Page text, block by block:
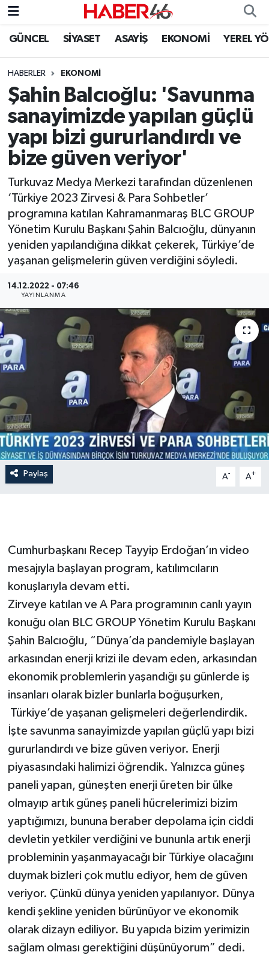
GÜNCEL SİYASET ASAYİŞ EKONOMİ YEREL
HABERLER EKONOMI
Şahin Balcıoğlu: 'Savunma
sanayimizde yapılan güçlü
yapı bizi gururlandırdı ve
bize güven veriyor'
Turkuvaz Medya Merkezi tarafından düzenlenen
‘Türkiye 2023 Zirvesi & Para Sohbetler’
programına katılan Kahramanmaraş BLC GROUP
Yönetim Kurulu Başkanı Şahin Balcıoğlu, dünyanın
yeniden yapılandığına dikkat çekerek, Türkiye’de
yaşanan gelişmelerin güven verdiğini söyledi.
14.12.2022 - 07:46
YAYINLANMA
Paylaş A- A+
Cumhurbaşkanı Recep Tayyip Erdoğan’ın video
mesajıyla başlayan program, katılımcıların
konuşlarıyla devam etti.
Zirveye katılan ve A Para programının canlı yayın
konuğu olan BLC GROUP Yönetim Kurulu Başkanı
Şahin Balcıoğlu, “Dünya’da pandemiyle başlayan
arkasından enerji krizi ile devam eden, arkasından
ekonomik problemlerin yaşandığı şu günlerde iş
insanları olarak bizler bunlarla boğuşurken,
Türkiye’de yaşanan gelişmeleri değerlendirdik.
İşte savunma sanayimizde yapılan güçlü yapı bizi
gururlandırdı ve bize güven veriyor. Enerji
piyasasındaki halimizi öğrendik. Yalnızca güneş
paneli yapan, güneşten enerji üreten bir ülke
olmayıp artık güneş paneli hücrelerimizi bizim
yaptığımızı, bununa beraber depolama için ciddi
devletin yetkiler verdiğini ve bununla artık enerji
probleminin yaşanmayacağı bir Türkiye olacağını
duymak bizleri çok mutlu ediyor, hem de güven
veriyor. Çünkü dünya yeniden yapılanıyor. Dünya
kendi şekline yeniden bürünüyor ve ekonomik
olarak dizayn ediliyor. Bu yapıda bizim yerimizin
sağlam olması gerektiğini düşünüyorum” dedi.
GÜNCEL
SİYASET
EKONOMİ
SPOR
YAŞAM
TEKNOLOJİ
SAĞLIK
EĞİTİM
İLÇE HABERLERİ
KÜLTÜR-SANAT
DÜNYA
MAGAZİN
KADIN-AİLE
SEÇİM 2011
ÜÇÜNCÜ SAYFA
BİLİMNET
Yemek
SİVİL TOPLUM
SEÇİM 2014
KİM KİMDİR
ÇEK GÖNDER
HEDEF2020
OTOMOBİL
MİZAH
TARİH
Nöbetçi Eczaneler
Hava Durumu
Kahramanmaraş Namaz Vakitleri
Trafik Durumu
Süper Lig Puan Durumu ve Fikstür
Tüm Manşetler
Son Dakika Haberleri
Haber Arşivi